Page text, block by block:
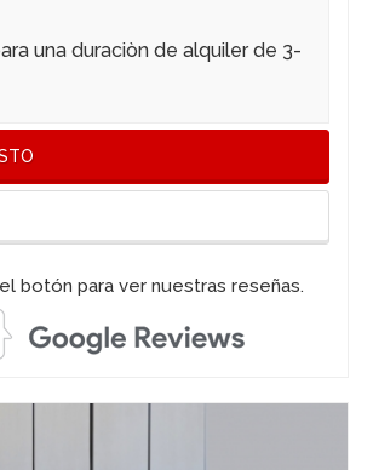
una duraciòn de alquiler de 3-
botón para ver nuestras reseñas.